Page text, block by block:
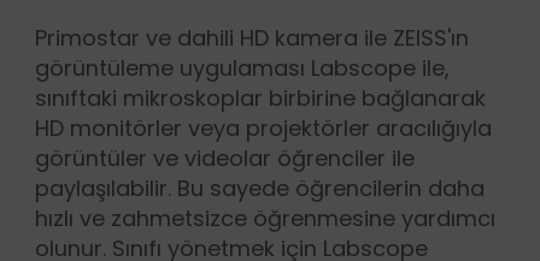
Primostar ve dahili HD kamera ile ZEISS'ın
görüntüleme uygulaması Labscope ile,
sınıftaki mikroskoplar birbirine bağlanarak
HD monitörler veya projektörler aracılığıyla
görüntüler ve videolar öğrenciler ile
paylaşılabilir. Bu sayede öğrencilerin daha
hızlı ve zahmetsizce öğrenmesine yardımcı
olunur. Sınıfı yönetmek için Labscope